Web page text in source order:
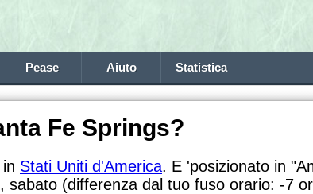
Pease Aiuto Statistica
Fe Springs?
Stati Uniti d'America. E 'posizionato in
sabato (differenza dal tuo fuso orario: -7